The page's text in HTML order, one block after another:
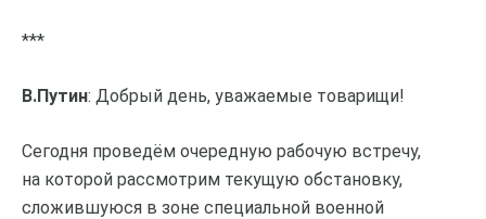
***
В.Путин: Добрый день, уважаемые товарищи!
Сегодня проведём очередную рабочую встречу,
на которой рассмотрим текущую обстановку,
сложившуюся в зоне специальной военной